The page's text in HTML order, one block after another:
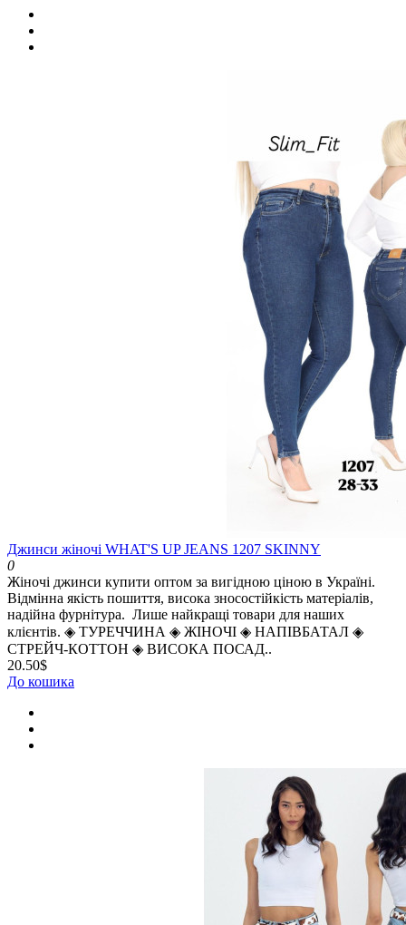
Джинси жіночі WHAT'S UP JEANS 1207 SKINNY
0
Жіночі джинси купити оптом за вигідною ціною в Україні.
Відмінна якість пошиття, висока зносостійкість матеріалів,
надійна фурнітура. Лише найкращі товари для наших
клієнтів. ◈️ ТУРЕЧЧИНА ◈️ ЖІНОЧІ ◈️ НАПІВБАТАЛ ◈️
СТРЕЙЧ-КОТТОН ◈️ ВИСОКА ПОСАД..
20.50$
До кошика